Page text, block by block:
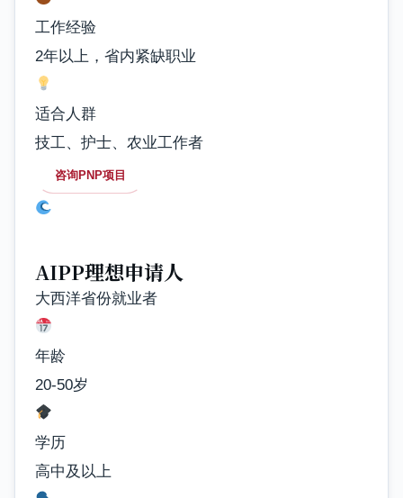
工作经验
2年以上，省内紧缺职业
适合人群
技工、护士、农业工作者
咨询PNP项目
AIPP理想申请人
大西洋省份就业者
年龄
20-50岁
学历
高中及以上